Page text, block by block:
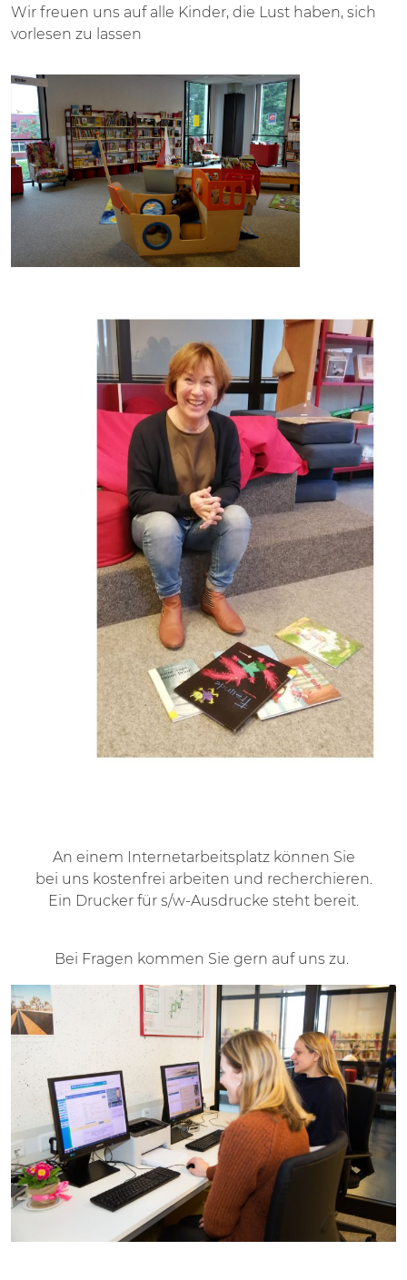
Wir freuen uns auf alle Kinder, die Lust haben, sich
vorlesen zu lassen
An einem Internetarbeitsplatz können Sie
bei uns kostenfrei arbeiten und recherchieren.
Ein Drucker für s/w-Ausdrucke steht bereit.
Bei Fragen kommen Sie gern auf uns zu.